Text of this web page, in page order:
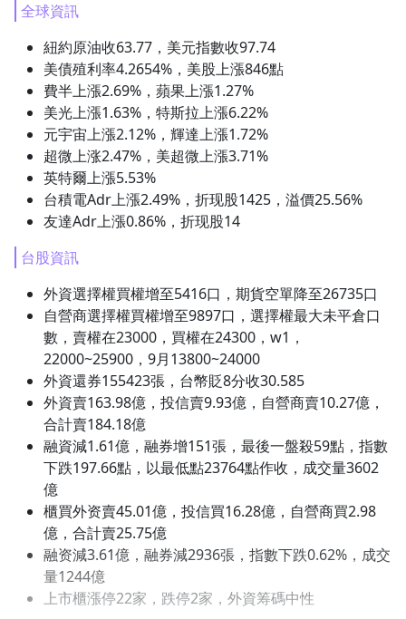
全球資訊
紐約原油收63.77，美元指數收97.74
美債殖利率4.2654%，美股上漲846點
費半上漲2.69%，蘋果上漲1.27%
美光上漲1.63%，特斯拉上漲6.22%
元宇宙上漲2.12%，輝達上漲1.72%
超微上涨2.47%，美超微上漲3.71%
英特爾上漲5.53%
台積電Adr上漲2.49%，折现股1425，溢價25.56%
友達Adr上漲0.86%，折现股14
台股資訊
外資選擇權買權增至5416口，期貨空單降至26735口
自營商選擇權買權增至9897口，選擇權最大未平倉口
數，賣權在23000，買權在24300，w1，
22000~25900，9月13800~24000
外資還券155423張，台幣貶8分收30.585
外資賣163.98億，投信賣9.93億，自營商賣10.27億，
合計賣184.18億
融資減1.61億，融券增151張，最後一盤殺59點，指數
下跌197.66點，以最低點23764點作收，成交量3602
億
櫃買外资賣45.01億，投信買16.28億，自營商買2.98
億，合計賣25.75億
融资減3.61億，融券減2936張，指數下跌0.62%，成交
量1244億
上市櫃漲停22家，跌停2家，外資筹碼中性
1.5x
1.25x
1.0x
去逛逛